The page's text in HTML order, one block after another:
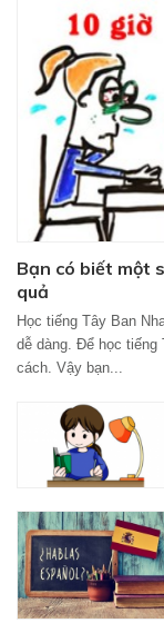
Bạn có biết một
quả
Học tiếng Tây Ban
dễ dàng. Để học tiếng
cách. Vậy bạn...